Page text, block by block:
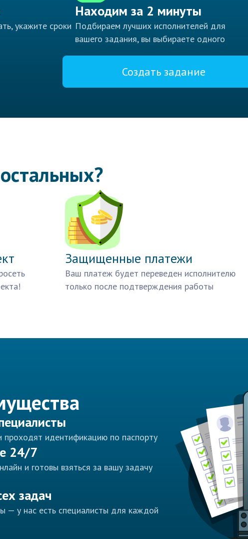
укажите сроки
Находим за 2 минуты
Подбираем лучших исполнителей для
вашего задания, вы выбираете одного
Создать задание
Защищенные платежи
Ваш платеж будет переведен исполнителю
только после подтверждения работы
проходят идентификацию по паспорту
24/7
и готовы взяться за вашу задачу
задач
у нас есть специалисты для каждой